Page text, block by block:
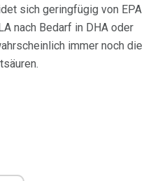
sich geringfügig von EPA
nach Bedarf in DHA oder
immer noch die